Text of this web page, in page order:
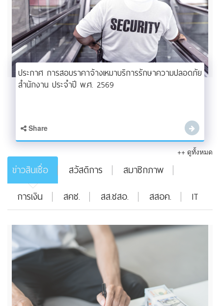
ประกาศ การสอบราคาจ้างเหมาบริการรักษาความปลอดภัย
สำนักงาน ประจำปี พ.ศ. 2569
Share
++ ดูทั้งหมด
ข่าวสินเชื่อ สวัสดิการ
สมาชิกภาพ
การเงิน
สคช. สส.ชสอ. สสอค. IT